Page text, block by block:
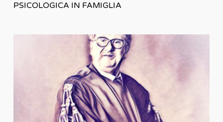
PSICOLOGICA IN FAMIGLIA